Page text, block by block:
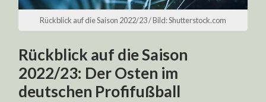
Rückblick auf die Saison 2022/23 / Bild: Shutterstock.com
Rückblick auf die Saison
2022/23: Der Osten im
deutschen Profifußball